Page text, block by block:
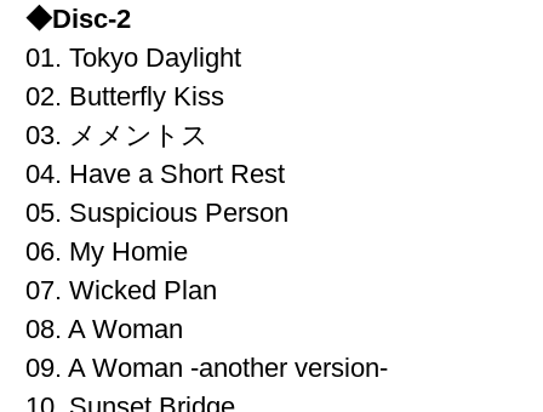
◆Disc-2
01. Tokyo Daylight
02. Butterfly Kiss
03. メメントス
04. Have a Short Rest
05. Suspicious Person
06. My Homie
07. Wicked Plan
08. A Woman
09. A Woman -another version-